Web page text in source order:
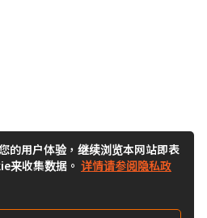
的用户体验，继续浏览本网站即表
来收集数据。 详情请参阅隐私政